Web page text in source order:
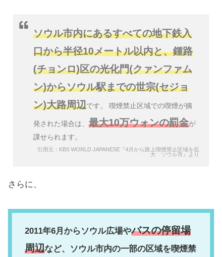
ソウル市内にあるすべての地下鉄入
口から半径10メートル以内と、鍾路
(チョンロ)区の光化門(クァンファム
ン)からソウル駅までの世宗(セジョ
ン)大路周辺です。 喫煙禁止区域での喫煙が摘
発された場合は、 最大10万ウォンの罰金が
課せられます。
引用元：KBS WORLD JAPANESE『4月から路上喫煙禁止区域を拡
大 ソウル市』より
さらに、
2011年6月からソウル広場やバスの停留場
周辺など、ソウル市内の一部の区域を喫煙禁